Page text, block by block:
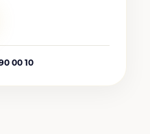
00 10